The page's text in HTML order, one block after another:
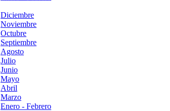
Diciembre
Noviembre
Octubre
Septiembre
Agosto
Julio
Junio
Mayo
Abril
Marzo
Enero - Febrero